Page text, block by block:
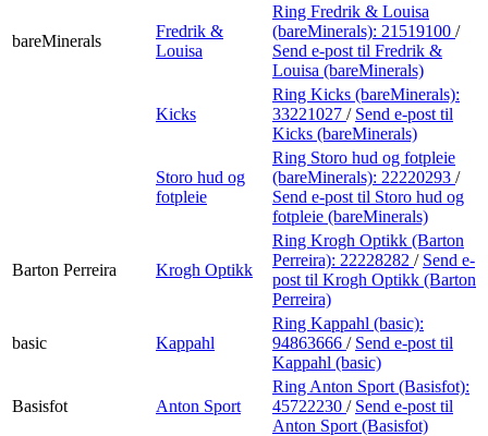
bareMinerals
Fredrik &
Louisa
Ring Fredrik & Louisa
(bareMinerals): 21519100 /
Send e-post til Fredrik &
Louisa (bareMinerals)
Kicks
Ring Kicks (bareMinerals):
33221027 / Send e-post til
Kicks (bareMinerals)
Storo hud og
fotpleie
Ring Storo hud og fotpleie
(bareMinerals): 22220293 /
Send e-post til Storo hud og
fotpleie (bareMinerals)
Barton Perreira Krogh Optikk
Ring Krogh Optikk (Barton
Perreira): 22228282 / Send e-
post til Krogh Optikk (Barton
Perreira)
basic Kappahl
Ring Kappahl (basic):
94863666 / Send e-post til
Kappahl (basic)
Basisfot Anton Sport
Ring Anton Sport (Basisfot):
45722230 / Send e-post til
Anton Sport (Basisfot)